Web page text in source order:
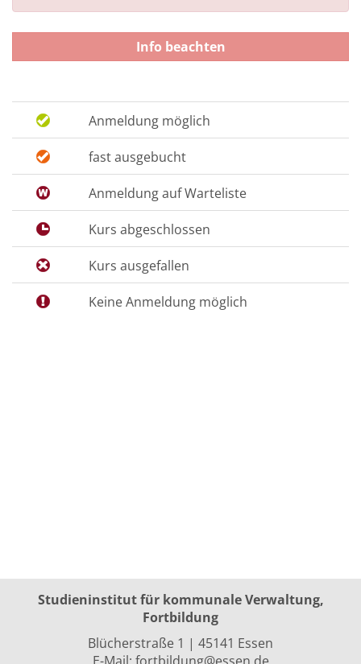
Info beachten
Anmeldung möglich
fast ausgebucht
Anmeldung auf Warteliste
Kurs abgeschlossen
Kurs ausgefallen
Keine Anmeldung möglich
Studieninstitut für kommunale Verwaltung,
Fortbildung
Blücherstraße 1 | 45141 Essen